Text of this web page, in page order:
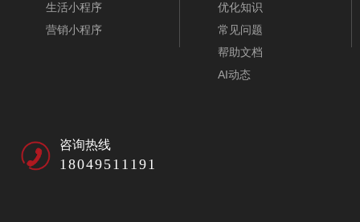
生活小程序
营销小程序
优化知识
常见问题
帮助文档
AI动态
咨询热线
18049511191